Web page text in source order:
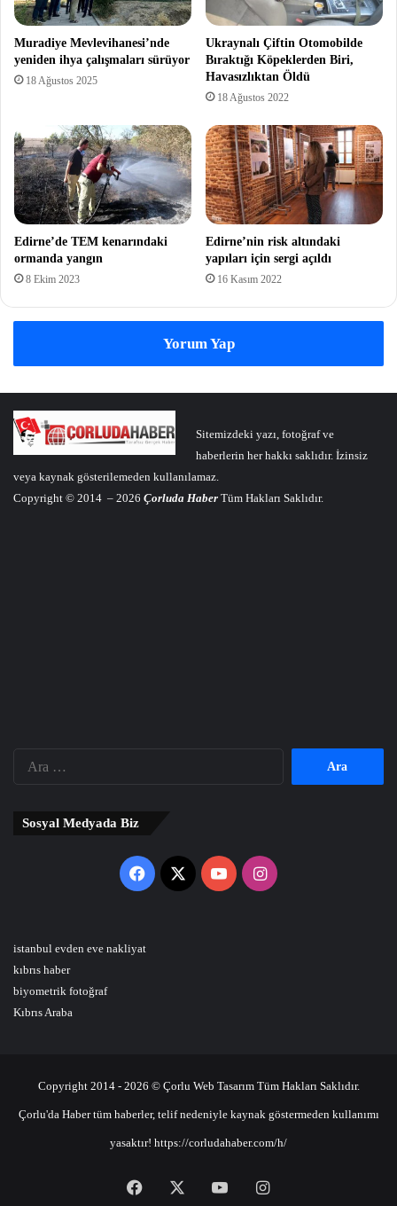
Muradiye Mevlevihanesi’nde
yeniden ihya çalışmaları sürüyor
18 Ağustos 2025
Ukraynalı Çiftin Otomobilde
Bıraktığı Köpeklerden Biri,
Havasızlıktan Öldü
18 Ağustos 2022
Edirne’de TEM kenarındaki
ormanda yangın
8 Ekim 2023
Edirne’nin risk altındaki
yapıları için sergi açıldı
16 Kasım 2022
Yorum Yap
Sitemizdeki yazı, fotoğraf ve
haberlerin her hakkı saklıdır. İzinsiz
veya kaynak gösterilemeden kullanılamaz.
Copyright © 2014 – 2026 Çorluda Haber Tüm Hakları Saklıdır.
Sosyal Medyada Biz
Facebook
X YouTubeInstagram
istanbul evden eve nakliyat
kıbrıs haber
biyometrik fotoğraf
Kıbrıs Araba
Copyright 2014 - 2026 © Çorlu Web Tasarım Tüm Hakları Saklıdır.
Çorlu'da Haber tüm haberler, telif nedeniyle kaynak göstermeden kullanımı
yasaktır! https://corludahaber.com/h/
Facebook YouTubeInstagram